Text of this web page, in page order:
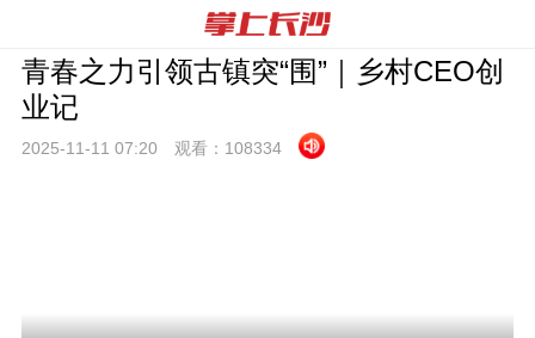
青春之力引领古镇突“围”｜乡村CEO创
业记
2025-11-11 07:20 观看： 108334